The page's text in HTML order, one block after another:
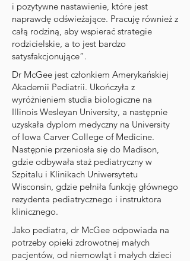
i pozytywne nastawienie, które jest
naprawdę odświeżające. Pracuję również z
całą rodziną, aby wspierać strategie
rodzicielskie, a to jest bardzo
satysfakcjonujące”.
Dr McGee jest członkiem Amerykańskiej
Akademii Pediatrii. Ukończyła z
wyróżnieniem studia biologiczne na
Illinois Wesleyan University, a następnie
uzyskała dyplom medyczny na University
of Iowa Carver College of Medicine.
Następnie przeniosła się do Madison,
gdzie odbywała staż pediatryczny w
Szpitalu i Klinikach Uniwersytetu
Wisconsin, gdzie pełniła funkcję głównego
rezydenta pediatrycznego i instruktora
klinicznego.
Jako pediatra, dr McGee odpowiada na
potrzeby opieki zdrowotnej małych
pacjentów, od niemowląt i małych dzieci